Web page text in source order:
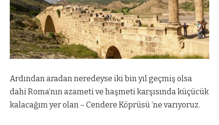
Ardından aradan neredeyse iki bin yıl geçmiş olsa
dahi Roma‘nın azameti ve haşmeti karşısında küçücük
kalacağım yer olan – Cendere Köprüsü ‘ne varıyoruz.